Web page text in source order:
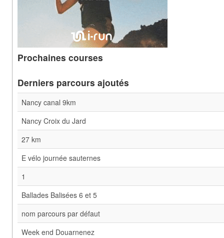
Prochaines courses
Derniers parcours ajoutés
Nancy canal 9km
Nancy Croix du Jard
27 km
E vélo journée sauternes
1
Ballades Balisées 6 et 5
nom parcours par défaut
Week end Douarnenez